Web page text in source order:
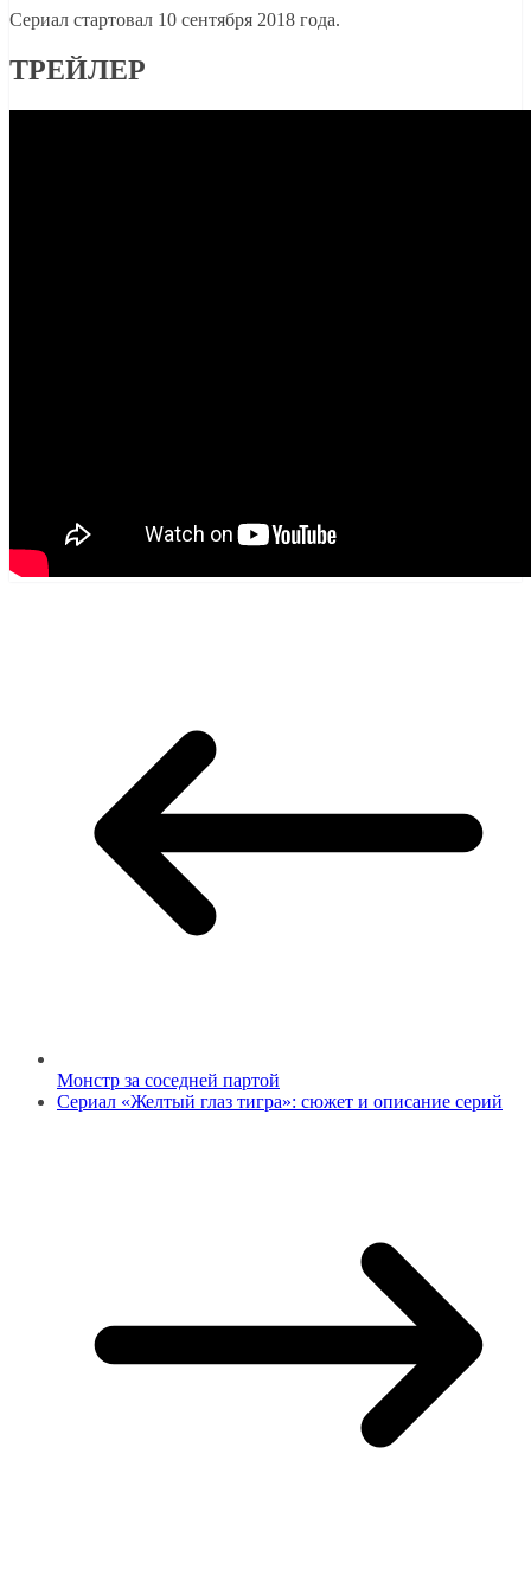
Сериал стартовал 10 сентября 2018 года.
ТРЕЙЛЕР
Монстр за соседней партой
Сериал «Желтый глаз тигра»: сюжет и описание серий